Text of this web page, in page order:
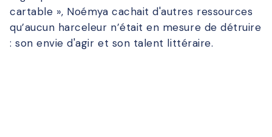
cartable », Noémya cachait d'autres ressources
qu’aucun harceleur n’était en mesure de détruire
: son envie d'agir et son talent littéraire.